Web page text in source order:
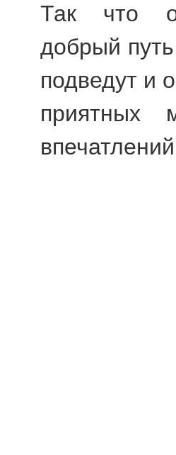
Так что
добрый
подведут и
приятных